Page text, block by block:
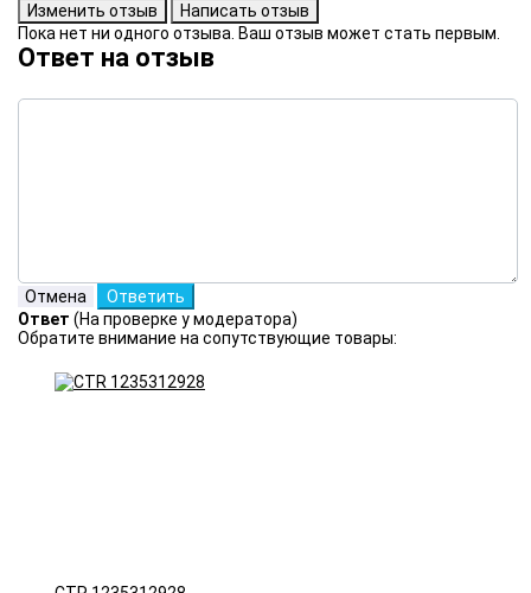
Пока нет ни одного отзыва. Ваш отзыв может стать первым.
Ответ на отзыв
Ответ (На проверке у модератора)
Обратите внимание на сопутствующие товары: